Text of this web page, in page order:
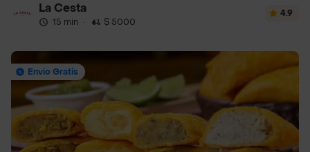
La Cesta
15 min · $ 5000
4.9
Envío Gratis